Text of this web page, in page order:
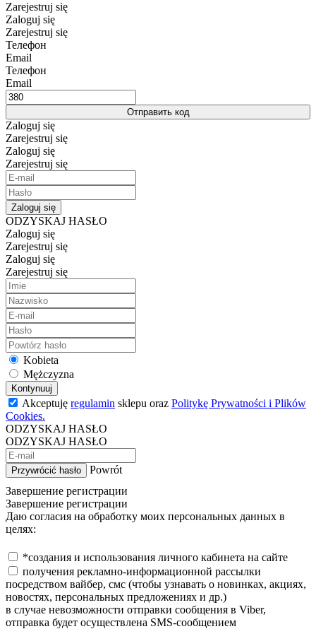
Zarejestruj się
Zaloguj się
Zarejestruj się
Телефон
Email
Телефон
Email
Отправить код
Zaloguj się
Zarejestruj się
Zaloguj się
Zarejestruj się
Zaloguj się
ODZYSKAJ HASŁO
Zaloguj się
Zarejestruj się
Zaloguj się
Zarejestruj się
Kobieta
Mężczyzna
Kontynuuj
Akceptuję regulamin sklepu oraz Politykę Prywatności i Plików
Cookies.
ODZYSKAJ HASŁO
ODZYSKAJ HASŁO
Przywrócić hasło
Powrót
Завершение регистрации
Завершение регистрации
Даю согласия на обработку моих персональных данных в
целях:
*создания и использования личного кабинета на сайте
получения рекламно-информационной рассылки
посредством вайбер, смс (чтобы узнавать о новинках, акциях,
новостях, персональных предложениях и др.)
в случае невозможности отправки сообщения в Viber,
отправка будет осуществлена SMS-сообщением